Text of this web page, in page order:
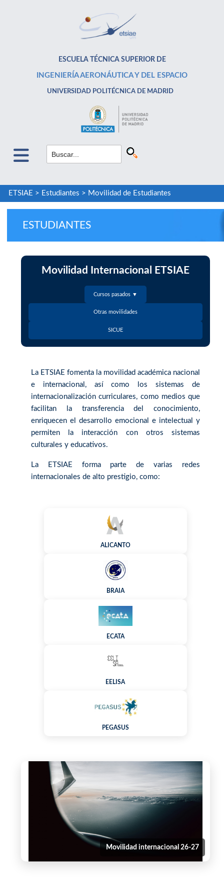
ESCUELA TÉCNICA SUPERIOR DE
INGENIERÍA AERONÁUTICA Y DEL ESPACIO
UNIVERSIDAD POLITÉCNICA DE MADRID
ETSIAE > Estudiantes > Movilidad de Estudiantes
ESTUDIANTES
Movilidad Internacional ETSIAE
Cursos pasados ▼
Otras movilidades
SICUE
La ETSIAE fomenta la movilidad académica nacional
e internacional, así como los sistemas de
internacionalización curriculares, como medios que
facilitan la transferencia del conocimiento,
enriquecen el desarrollo emocional e intelectual y
permiten la interacción con otros sistemas
culturales y educativos.
La ETSIAE forma parte de varias redes
internacionales de alto prestigio, como:
ALICANTO
BRAIA
ECATA
EELISA
PEGASUS
Movilidad internacional 26-27